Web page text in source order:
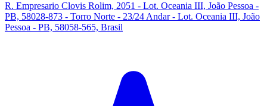
R. Empresario Clovis Rolim, 2051 - Lot. Oceania III, João Pessoa -
PB, 58028-873 - Torro Norte - 23/24 Andar - Lot. Oceania III, João
Pessoa - PB, 58058-565, Brasil